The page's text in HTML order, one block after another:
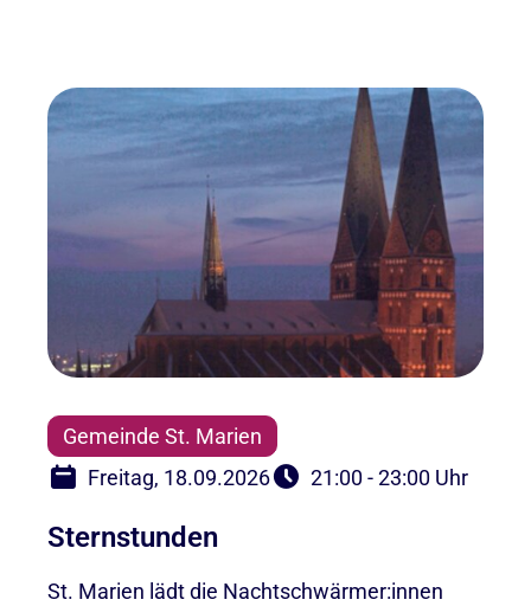
Gemeinde St. Marien
Freitag, 18.09.2026
21:00 - 23:00 Uhr
Sternstunden
St. Marien lädt die Nachtschwärmer:innen